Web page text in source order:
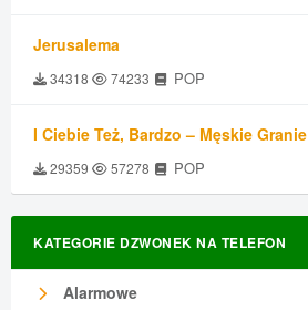
Jerusalema
34318 74233 POP
I Ciebie Też, Bardzo – Męskie Granie
29359 57278 POP
KATEGORIE DZWONEK NA TELEFON
Alarmowe